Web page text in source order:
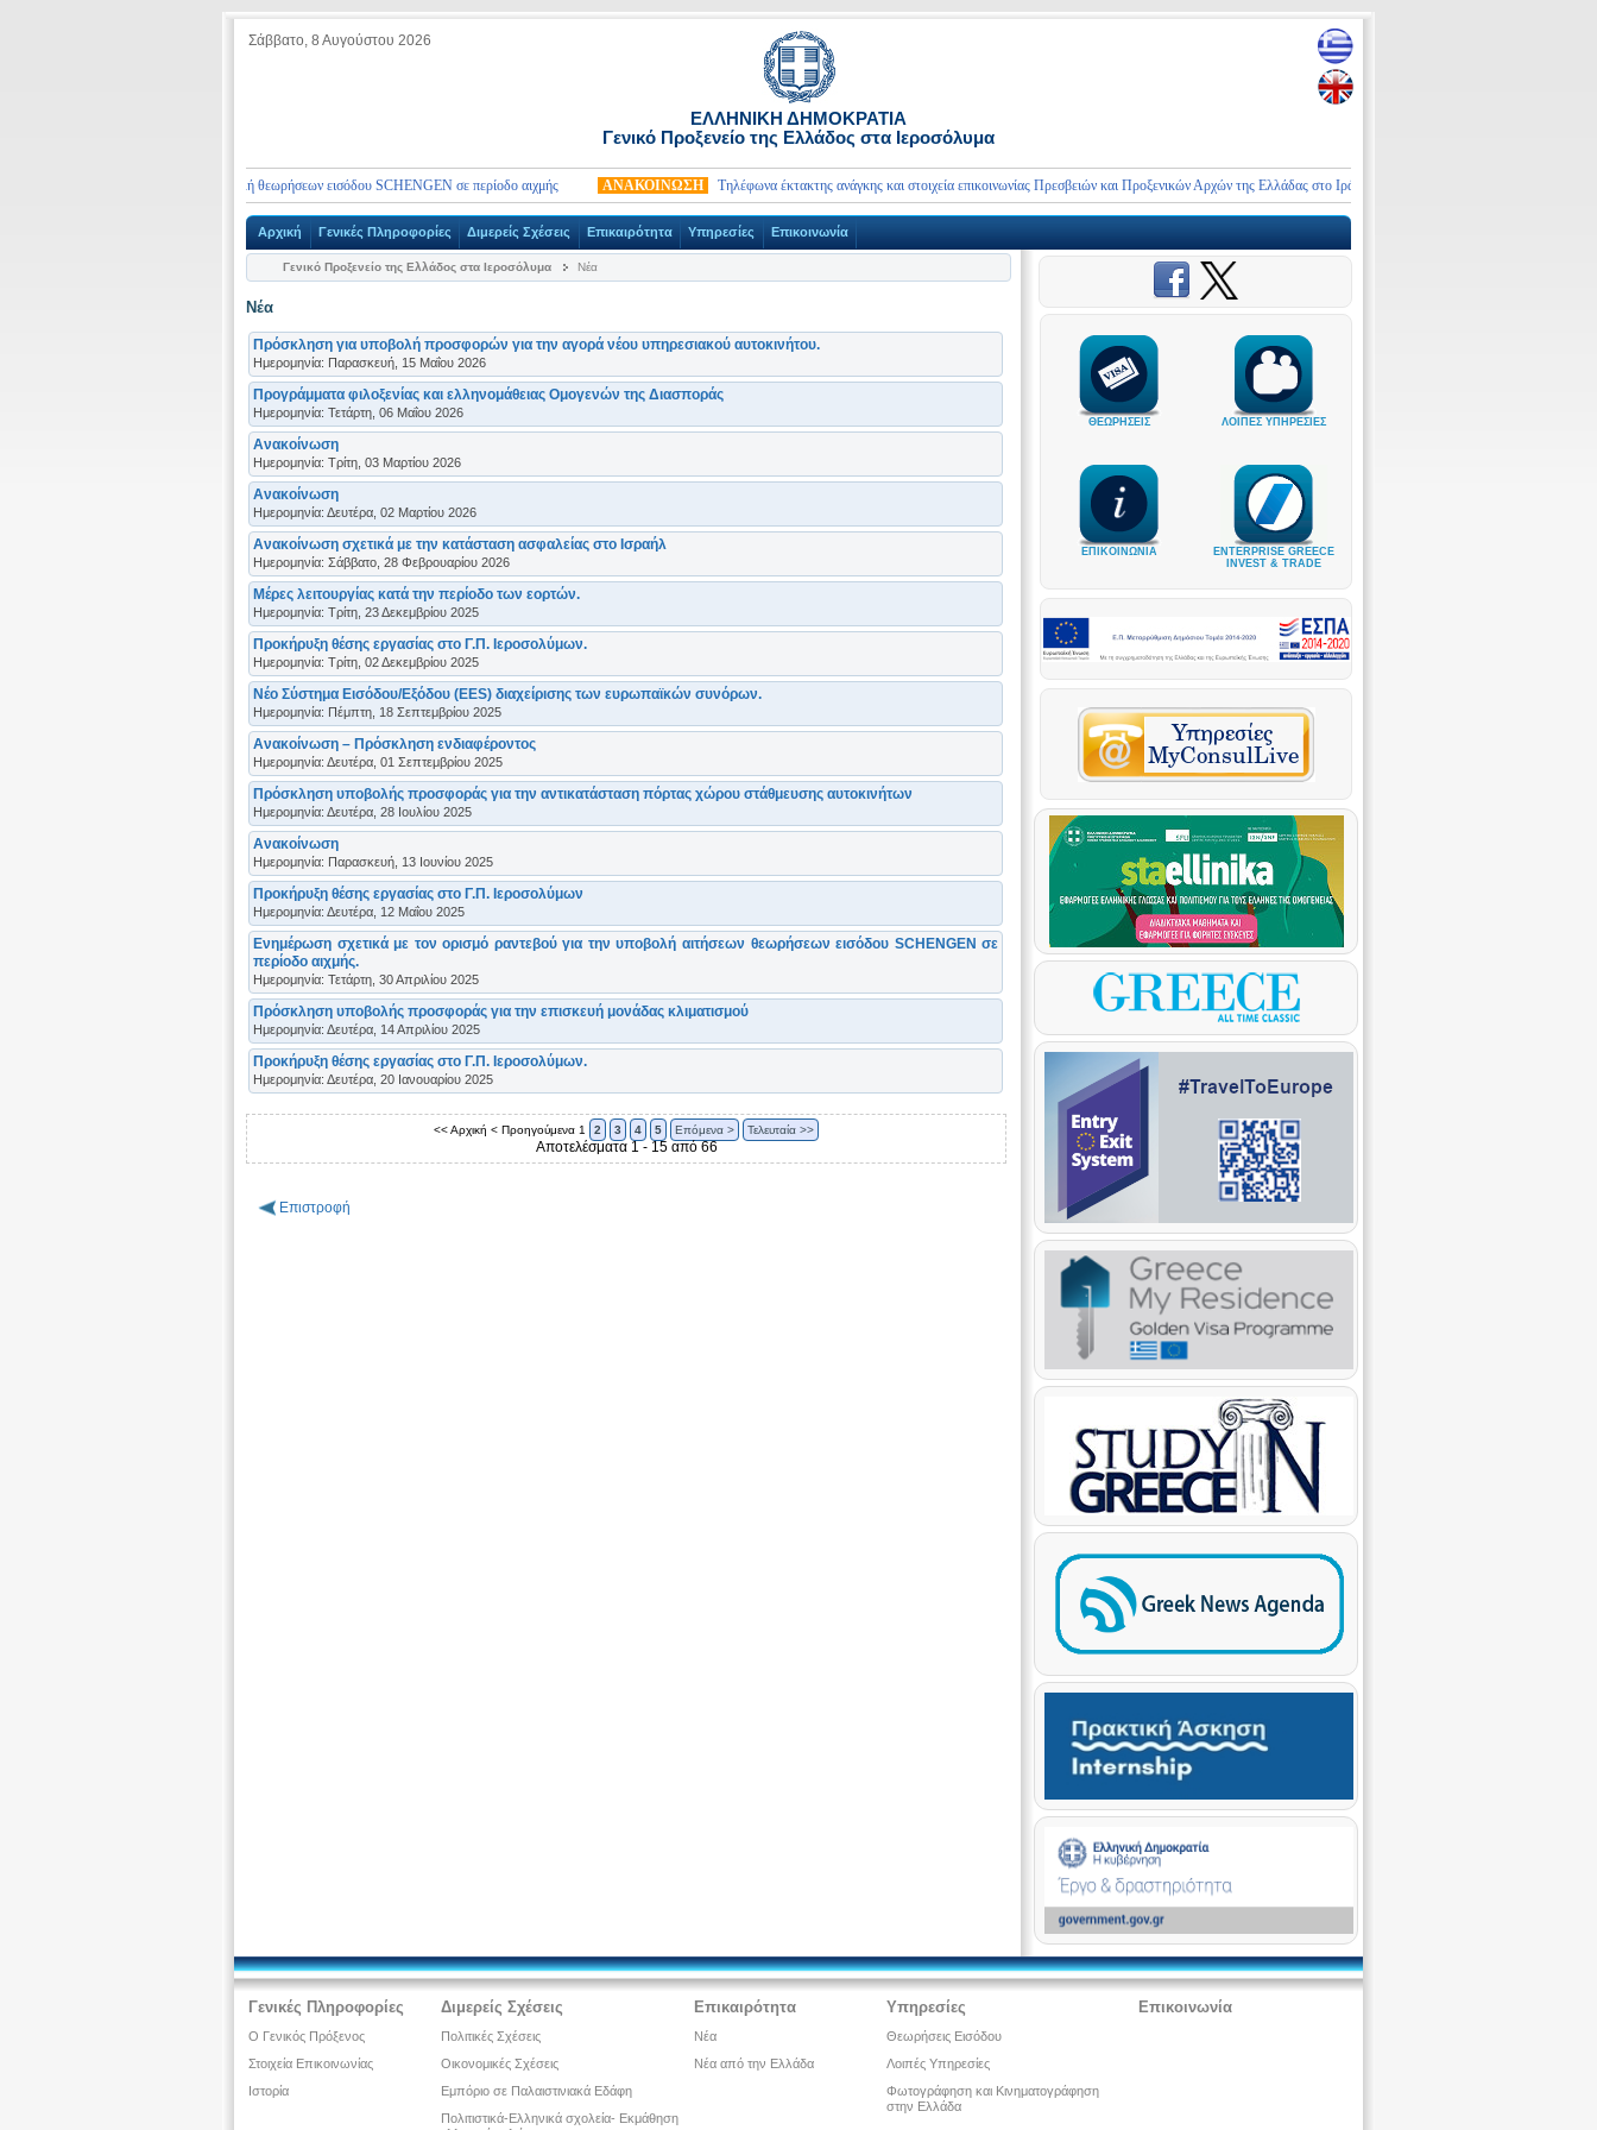
Σάββατο, 8 Αυγούστου 2026
ΕΛΛΗΝΙΚΗ ΔΗΜΟΚΡΑΤΙΑ
Γενικό Προξενείο της Ελλάδος στα Ιεροσόλυμα
Ορισμός ραντεβού για την υποβολή θεωρήσεων εισόδου SCHENGEN σε περίοδο αιχμής ΑΝΑΚΟΙΝΩΣΗ Τηλέφωνα έκτακτης ανάγκης και στοιχεία επικοινωνίας Πρεσβειών και Προξενικών Αρχών της Ελλάδας στο Ιράν και τη Μέση Ανατολή
Αρχική Γενικές Πληροφορίες Διμερείς Σχέσεις Επικαιρότητα Υπηρεσίες Επικοινωνία
Γενικό Προξενείο της Ελλάδος στα Ιεροσόλυμα Νέα
Νέα
Πρόσκληση για υποβολή προσφορών για την αγορά νέου υπηρεσιακού αυτοκινήτου.
Ημερομηνία: Παρασκευή, 15 Μαΐου 2026
Προγράμματα φιλοξενίας και ελληνομάθειας Ομογενών της Διασποράς
Ημερομηνία: Τετάρτη, 06 Μαΐου 2026
Ανακοίνωση
Ημερομηνία: Τρίτη, 03 Μαρτίου 2026
Ανακοίνωση
Ημερομηνία: Δευτέρα, 02 Μαρτίου 2026
Ανακοίνωση σχετικά με την κατάσταση ασφαλείας στο Ισραήλ
Ημερομηνία: Σάββατο, 28 Φεβρουαρίου 2026
Μέρες λειτουργίας κατά την περίοδο των εορτών.
Ημερομηνία: Τρίτη, 23 Δεκεμβρίου 2025
Προκήρυξη θέσης εργασίας στο Γ.Π. Ιεροσολύμων.
Ημερομηνία: Τρίτη, 02 Δεκεμβρίου 2025
Νέο Σύστημα Εισόδου/Εξόδου (EES) διαχείρισης των ευρωπαϊκών συνόρων.
Ημερομηνία: Πέμπτη, 18 Σεπτεμβρίου 2025
Ανακοίνωση – Πρόσκληση ενδιαφέροντος
Ημερομηνία: Δευτέρα, 01 Σεπτεμβρίου 2025
Πρόσκληση υποβολής προσφοράς για την αντικατάσταση πόρτας χώρου στάθμευσης αυτοκινήτων
Ημερομηνία: Δευτέρα, 28 Ιουλίου 2025
Ανακοίνωση
Ημερομηνία: Παρασκευή, 13 Ιουνίου 2025
Προκήρυξη θέσης εργασίας στο Γ.Π. Ιεροσολύμων
Ημερομηνία: Δευτέρα, 12 Μαΐου 2025
Ενημέρωση σχετικά με τον ορισμό ραντεβού για την υποβολή αιτήσεων θεωρήσεων εισόδου SCHENGEN σε
περίοδο αιχμής.
Ημερομηνία: Τετάρτη, 30 Απριλίου 2025
Πρόσκληση υποβολής προσφοράς για την επισκευή μονάδας κλιματισμού
Ημερομηνία: Δευτέρα, 14 Απριλίου 2025
Προκήρυξη θέσης εργασίας στο Γ.Π. Ιεροσολύμων.
Ημερομηνία: Δευτέρα, 20 Ιανουαρίου 2025
<< Αρχική < Προηγούμενα 1 2 3 4 5 Επόμενα > Τελευταία >>
Αποτελέσματα 1 - 15 από 66
Επιστροφή
ΘΕΩΡΗΣΕΙΣ ΛΟΙΠΕΣ ΥΠΗΡΕΣΙΕΣ
ΕΠΙΚΟΙΝΩΝΙΑ
ENTERPRISE GREECE
INVEST & TRADE
Γενικές Πληροφορίες
Ο Γενικός Πρόξενος
Στοιχεία Επικοινωνίας
Ιστορία
Διμερείς Σχέσεις
Πολιτικές Σχέσεις
Οικονομικές Σχέσεις
Εμπόριο σε Παλαιστινιακά Εδάφη
Πολιτιστικά-Ελληνικά σχολεία- Εκμάθηση
Επικαιρότητα
Νέα
Νέα από την Ελλάδα
Υπηρεσίες
Θεωρήσεις Εισόδου
Λοιπές Υπηρεσίες
Φωτογράφηση και Κινηματογράφηση
στην Ελλάδα
Επικοινωνία